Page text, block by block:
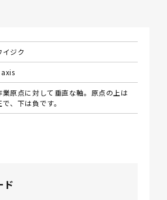
イジク
業原点に対して垂直な軸。原点の上は
で、下は負です。
ド